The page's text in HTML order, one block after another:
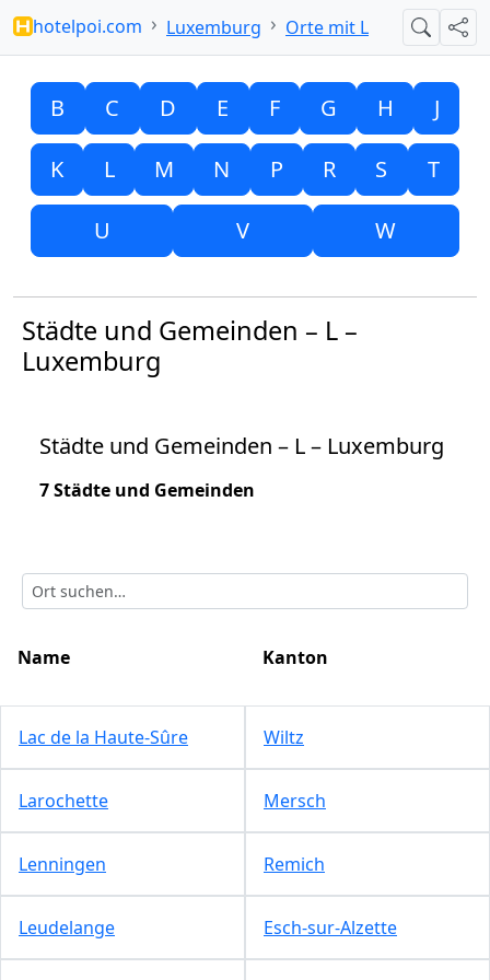
hotelpoi.com Luxemburg Orte mit L Suche
B C D E F G H J
K L M N P R S T
U V W
Städte und Gemeinden – L –
Luxemburg
Städte und Gemeinden – L – Luxemburg
7 Städte und Gemeinden
Name Kanton
Lac de la Haute-Sûre Wiltz
Larochette Mersch
Lenningen Remich
Leudelange Esch-sur-Alzette